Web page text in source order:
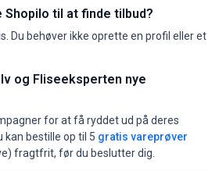
Shopilo til at finde tilbud?
Du behøver ikke oprette en profil eller et
og Fliseeksperten nye
for at få ryddet ud på deres
kan bestille op til 5 gratis vareprøver
fragtfrit, før du beslutter dig.